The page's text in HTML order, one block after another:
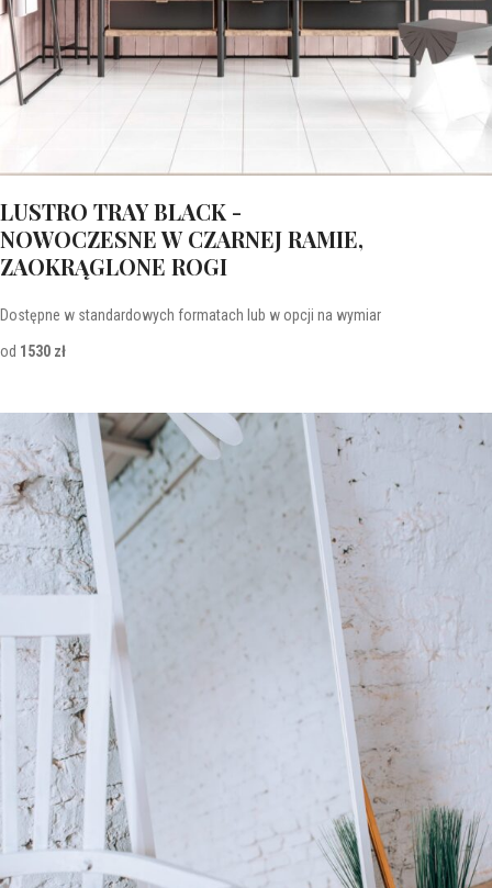
LUSTRO TRAY BLACK -
NOWOCZESNE W CZARNEJ RAMIE,
ZAOKRĄGLONE ROGI
Dostępne w standardowych formatach lub w opcji na wymiar
od 1530 zł